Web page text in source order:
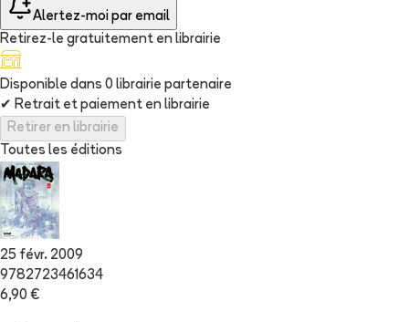
Alertez-moi par email
Retirez-le gratuitement en librairie
Disponible dans 0 librairie partenaire
✔ Retrait et paiement en librairie
Retirer en librairie
Toutes les éditions
25 févr. 2009
9782723461634
6,90 €